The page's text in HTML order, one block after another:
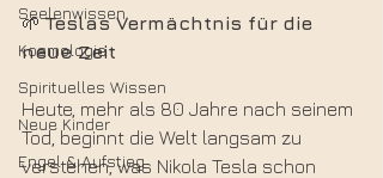
Seelenwissen
Kosmologie
Spirituelles Wissen
Neue Kinder
Engel & Aufstieg
🌱 Teslas Vermächtnis für die
neue Zeit
Heute, mehr als 80 Jahre nach seinem
Tod, beginnt die Welt langsam zu
verstehen, was Nikola Tesla schon